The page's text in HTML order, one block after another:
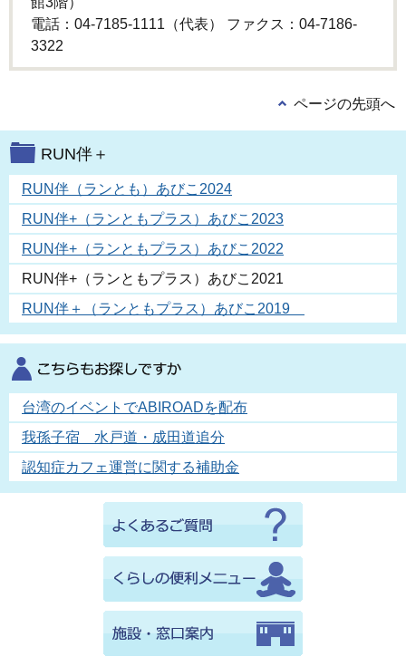
電話：04-7185-1111（代表） ファクス：04-7186-
3322
ページの先頭へ
RUN伴＋
RUN伴（ランとも）あびこ2024
RUN伴+（ランともプラス）あびこ2023
RUN伴+（ランともプラス）あびこ2022
RUN伴+（ランともプラス）あびこ2021
RUN伴＋（ランともプラス）あびこ2019
台湾のイベントでABIROADを配布
我孫子宿 水戸道・成田道追分
認知症カフェ運営に関する補助金